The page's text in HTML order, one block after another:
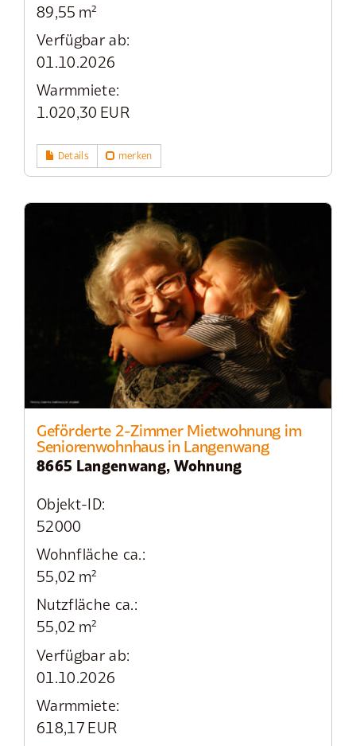
89,55 m²
Verfügbar ab:
01.10.2026
Warmmiete:
1.020,30 EUR
Details merken
Geförderte 2-Zimmer Mietwohnung im
Seniorenwohnhaus in Langenwang
8665 Langenwang, Wohnung
Objekt-ID:
52000
Wohnfläche ca.:
55,02 m²
Nutzfläche ca.:
55,02 m²
Verfügbar ab:
01.10.2026
Warmmiete:
618,17 EUR